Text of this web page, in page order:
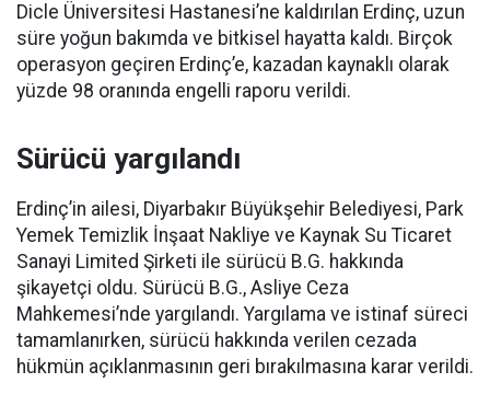
Dicle Üniversitesi Hastanesi’ne kaldırılan Erdinç, uzun
süre yoğun bakımda ve bitkisel hayatta kaldı. Birçok
operasyon geçiren Erdinç’e, kazadan kaynaklı olarak
yüzde 98 oranında engelli raporu verildi.
Sürücü yargılandı
Erdinç’in ailesi, Diyarbakır Büyükşehir Belediyesi, Park
Yemek Temizlik İnşaat Nakliye ve Kaynak Su Ticaret
Sanayi Limited Şirketi ile sürücü B.G. hakkında
şikayetçi oldu. Sürücü B.G., Asliye Ceza
Mahkemesi’nde yargılandı. Yargılama ve istinaf süreci
tamamlanırken, sürücü hakkında verilen cezada
hükmün açıklanmasının geri bırakılmasına karar verildi.